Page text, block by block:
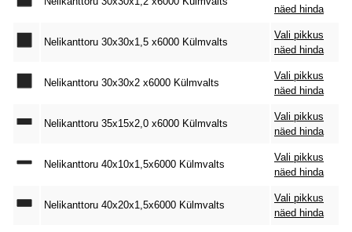
näed hinda
Nelikanttoru 30x30x1,5 x6000 Külmvalts
Vali pikkus
näed hinda
Nelikanttoru 30x30x2 x6000 Külmvalts
Vali pikkus
näed hinda
Nelikanttoru 35x15x2,0 x6000 Külmvalts
Vali pikkus
näed hinda
Nelikanttoru 40x10x1,5x6000 Külmvalts
Vali pikkus
näed hinda
Nelikanttoru 40x20x1,5x6000 Külmvalts
Vali pikkus
näed hinda